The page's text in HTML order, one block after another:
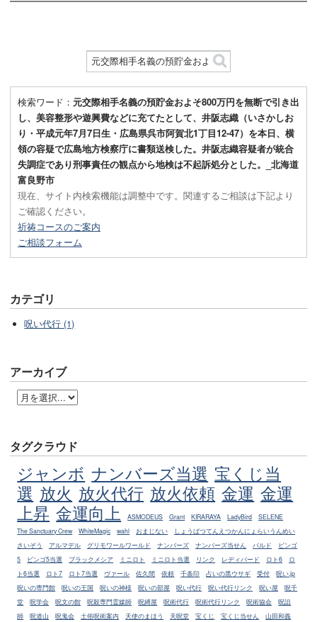
検索ワード： 元交際相手名義の預貯金およそ800万円を無断で引き出
し、美容整形や遊興費などに充てたとして、井阪志織（いさかしお
り・平成元年7月7日生・広島県呉市阿賀北1丁目12-47）を本日、横
領の容疑で広島地方検察庁に書類送検した。井阪志織容疑者が統合
失調症であり刑事責任の観点から地検は不起訴処分とした。_北海道
富良野市
現在、サイト内検索機能は調整中です。関連するご相談は下記より
ご確認ください。
祈祷コースのご案内
ご相談フォーム
カテゴリ
呪い代行 (1)
アーカイブ
タグクラウド
ジャンボ ナンバーズ当選 宝くじ当
選 放火 放火代行 放火依頼 金運 金運
上昇 金運向上 ASMODEUS Grant KIRARAYA LadyBird
SELENE
The Sanctuary Crew
WhiteMagic wahl おまじない
しょうばつてんえつかんにょらいうんめい
さいぞう
アルマデル グリモワールワールド ナンバーズ ナンバーズ当せん バルド
ビンゴ
5
ビンゴ5当選 ブラックメシア ミニロト ミニロト当選 リンク レディバード ロト6
ロ
ト6当選
ロト7 ロト7当選 ヴァール 佐久間 依頼 千条印 占いの黒ウサギ 受付
呪い.jp
呪いの専門館
呪いの王国 呪いの神様 呪いの部屋 呪い代行 呪い代行リンク 呪い屋
呪千
堂
呪学会 呪文の館 呪殺専門霊媒師 呪縛屋 呪術代行 呪術代行リンク 呪術協会
呪詛
師
呪道山 呪鬼会 土俗呪術案内 天使のまほう 天呪堂 宝くじ 宝くじ当せん
山田和義